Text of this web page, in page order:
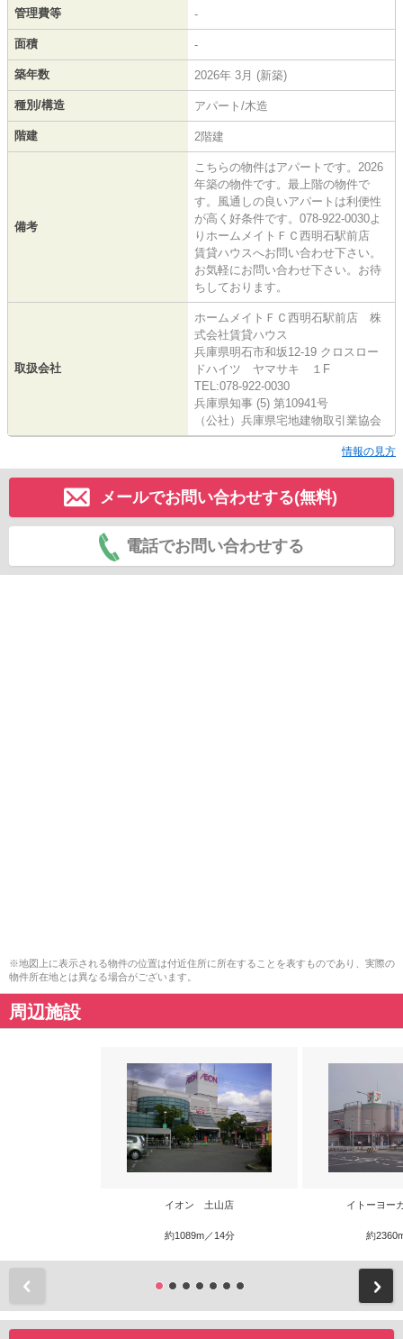
管理費等 -
面積 -
築年数 2026年 3月 (新築)
種別/構造 アパート/木造
階建 2階建
備考
こちらの物件はアパートです。2026
年築の物件です。最上階の物件で
す。風通しの良いアパートは利便性
が高く好条件です。078-922-0030よ
りホームメイトＦＣ西明石駅前店
賃貸ハウスへお問い合わせ下さい。
お気軽にお問い合わせ下さい。お待
ちしております。
取扱会社
ホームメイトＦＣ西明石駅前店 株
式会社賃貸ハウス
兵庫県明石市和坂12-19 クロスロー
ドハイツ ヤマサキ １F
TEL:078-922-0030
兵庫県知事 (5) 第10941号
（公社）兵庫県宅地建物取引業協会
情報の見方
メールでお問い合わせする(無料)
電話でお問い合わせする
※地図上に表示される物件の位置は付近住所に所在することを表すものであり、実際の
物件所在地とは異なる場合がございます。
周辺施設
イオン 土山店
約1089m／14分
イトーヨー
約